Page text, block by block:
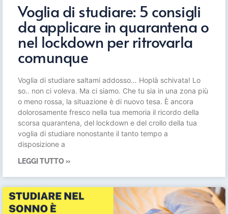
Voglia di studiare: 5 consigli
da applicare in quarantena o
nel lockdown per ritrovarla
comunque
Voglia di studiare saltami addosso… Hoplà schivata! Lo
so.. non ci voleva. Ma ci siamo. Che tu sia in una zona più
o meno rossa, la situazione è di nuovo tesa. È ancora
dolorosamente fresco nella tua memoria il ricordo della
scorsa quarantena, del lockdown e del crollo della tua
voglia di studiare nonostante il tanto tempo a
disposizione a
LEGGI TUTTO »